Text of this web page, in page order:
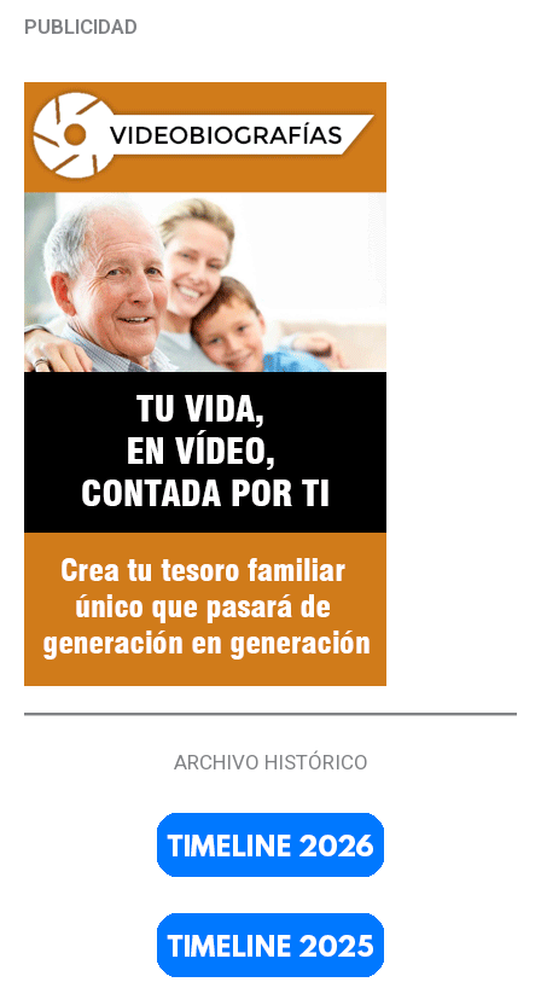
PUBLICIDAD
ARCHIVO HISTÓRICO